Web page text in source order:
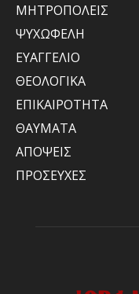
ΜΗΤΡΟΠΟΛΕΙΣ
ΨΥΧΩΦΕΛΗ
ΕΥΑΓΓΕΛΙΟ
ΘΕΟΛΟΓΙΚΑ
ΕΠΙΚΑΙΡΟΤΗΤΑ
ΘΑΥΜΑΤΑ
ΑΠΟΨΕΙΣ
ΠΡΟΣΕΥΧΕΣ